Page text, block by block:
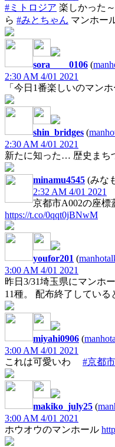
#ミトロジア 楽しかった
ら #みとちゃん マンホー
sora____0106 (
2:30 AM 4/01 2021
「今日1番楽しいのマン
shin_bridges (
2:30 AM 4/01 2021
新たに知った… 歴史まち
minamu4545 (みな
2:32 AM 4/01 2021
京都市A002の座
https://t.co/0qqt0jBNwM
youfor201 (
3:00 AM 4/01 2021
昨日3/31埼玉県にマンホ
11種。 配布終了してい
miyahi0906 (
3:00 AM 4/01 2021
これは可愛いわ #京都市
makiko_july25 (
3:00 AM 4/01 2021
ホウオウのマンホール